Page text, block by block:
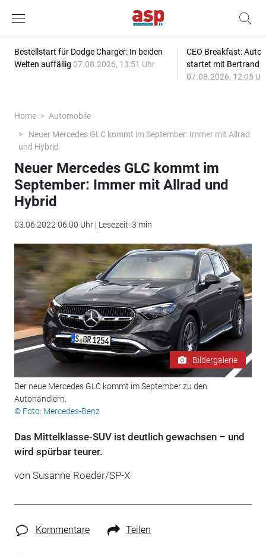
Bestellstart für Dodge Charger: In beiden
Welten auffällig 07.08.2026, 13:51 Uhr
CEO Breakfast:
startet mit Bertrand
07.08.2026, 12:05
Home
Automobile
Neuer Mercedes GLC kommt im September: Immer mit Allrad
und Hybrid
Neuer Mercedes GLC kommt im
September: Immer mit Allrad und
Hybrid
03.06.2022 06:00 Uhr | Lesezeit: 3 min
Bildergalerie
Der neue Mercedes GLC kommt im September zu den
Autohändlern.
© Foto: Mercedes-Benz
Das Mittelklasse-SUV ist deutlich gewachsen – und
wird spürbar teurer.
von Susanne Roeder/SP-X
Kommentare Teilen